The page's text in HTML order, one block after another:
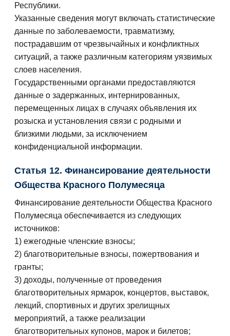
Республики.
Указанные сведения могут включать статистические
данные по заболеваемости, травматизму,
пострадавшим от чрезвычайных и конфликтных
ситуаций, а также различным категориям уязвимых
слоев населения.
Государственными органами предоставляются
данные о задержанных, интернированных,
перемещенных лицах в случаях объявления их
розыска и установления связи с родными и
близкими людьми, за исключением
конфиденциальной информации.
Статья 12. Финансирование деятельности
Общества Красного Полумесяца
Финансирование деятельности Общества Красного
Полумесяца обеспечивается из следующих
источников:
1) ежегодные членские взносы;
2) благотворительные взносы, пожертвования и
гранты;
3) доходы, полученные от проведения
благотворительных ярмарок, концертов, выставок,
лекций, спортивных и других зрелищных
мероприятий, а также реализации
благотворительных купонов, марок и билетов;